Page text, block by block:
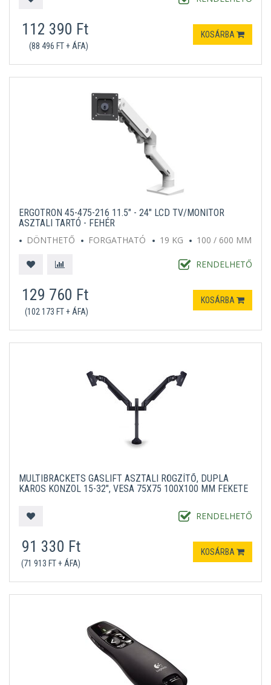
112 390 Ft
(88 496 FT + ÁFA)
KOSÁRBA
ERGOTRON 45-475-216 11.5" - 24" LCD TV/MONITOR
ASZTALI TARTÓ - FEHÉR
DÖNTHETŐ
FORGATHATÓ 19 KG 100 / 600 MM
RENDELHETŐ
129 760 Ft
(102 173 FT + ÁFA)
KOSÁRBA
MULTIBRACKETS GASLIFT ASZTALI RÖGZÍTŐ, DUPLA
KAROS KONZOL 15-32", VESA 75X75 100X100 MM FEKETE
RENDELHETŐ
91 330 Ft
(71 913 FT + ÁFA)
KOSÁRBA